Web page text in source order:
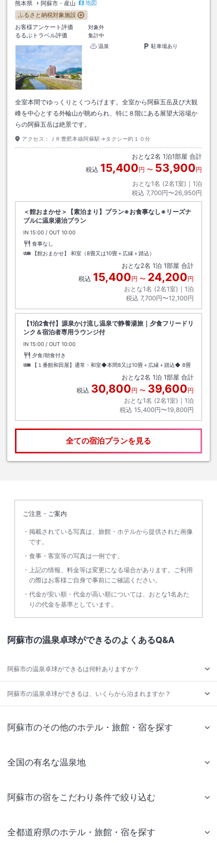
熊本県 阿蘇市・産山
地図
ふるさと納税対象施設
お客様アンケート評価
対象外
るるぶトラベル評価
集計中
温泉
駐車場あり
全室本間でゆっくりとくつろげます。全室から阿蘇五岳及び大観
峰を中心とする外輪山が眺められ、特に８階にある展望大浴場か
らの阿蘇五岳は絶景です。
アクセス： ＪＲ豊肥本線阿蘇駅→タクシー約１０分
おとな2名 1泊1部屋 合計
税込 15,400円 〜 53,900円
おとな1名 (2名1室)｜ 1泊
税込 7,700円〜26,950円
＜館おまかせ＞【素泊まり】プラン※お食事なし※リーズナ
ブルに温泉湯治プラン
IN チェックイン
15:00 / OUT チェックアウト
10:00
食事なし
【館おまかせ】 和室（8畳又は10畳＋広縁＋踏込）
おとな2名 1泊 1部屋 合計
税込 15,400円 〜 24,200円
おとな1名 (2名1室)｜ 1泊
税込 7,700円〜12,100円
【1泊2食付】源泉かけ流し温泉で静養湯旅｜夕食フリードリ
ンク＆宿泊者専用ラウンジ付
IN チェックイン
15:00 / OUT チェックアウト
10:00
夕食/朝食付き
【１番館和田屋】通常・和室◆本間8又は10畳＋広縁＋踏込◆ 8畳
おとな2名 1泊 1部屋 合計
税込 30,800円 〜 39,600円
おとな1名 (2名1室)｜ 1泊
税込 15,400円〜19,800円
全ての宿泊プランを見る
ご注意・ご案内
掲載されている写真は、旅館・ホテルから提供された画像
です。
食事・客室等の写真は一例です。
上記の情報、料金等は変更になる場合があります。ご利用
の際はお客様ご自身で事前にご確認ください。
代金が安い順・代金が高い順については、おとな1名あた
りの代金を基準としています。
阿蘇市の温泉卓球ができるのよくあるQ&A
阿蘇市の温泉卓球ができるは何軒ありますか？
阿蘇市の温泉卓球ができるは、いくらから泊まれますか？
阿蘇市のその他のホテル・旅館・宿を探す
全国の有名な温泉地
阿蘇市の宿をこだわり条件で絞り込む
全都道府県のホテル・旅館・宿を探す